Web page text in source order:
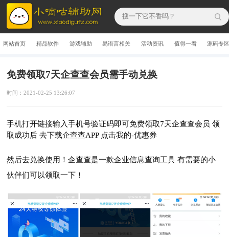
网站首页 精品软件 游戏辅助 易语言相关 活动资讯 值得一看 源码专
免费领取7天企查查会员需手动兑换
时间：2021-02-25 13:26:07
手机打开链接输入手机号验证码即可免费领取7天企查查会员 领
取成功后 去下载企查查APP 点击我的-优惠券
然后去兑换使用！企查查是一款企业信息查询工具 有需要的小
伙伴们可以领取一下！